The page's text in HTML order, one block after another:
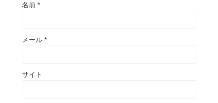
名前 *
メール *
サイト